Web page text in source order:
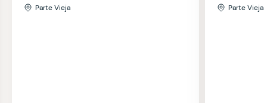
Parte Vieja Parte Vieja